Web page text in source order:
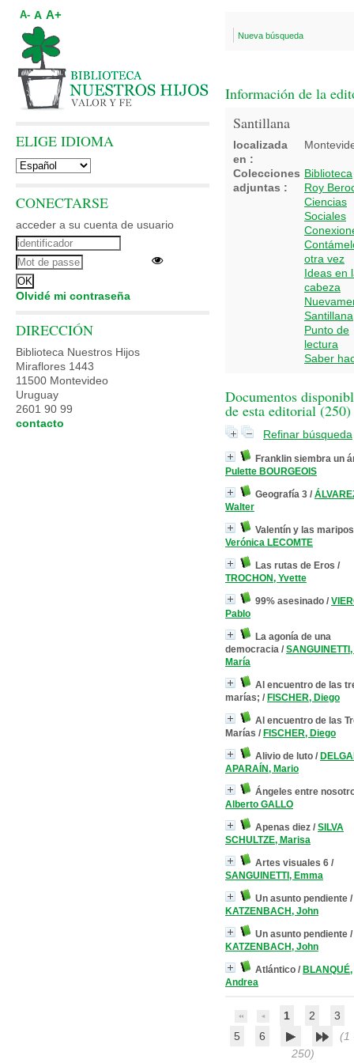
Nueva búsqueda
Información de la
Santillana
localizada
en :
Colecciones
adjuntas :
Biblioteca
Roy
Ciencias
Sociales
otra vez
Ideas en
cabeza
Santillana
Punto de
lectura
Saber
Documentos
de esta editorial (250)
Refinar búsqueda
Franklin siembra un
Pulette BOURGEOIS
Geografía 3 /
Walter
Valentín y las
Verónica LECOMTE
Las rutas de Eros /
TROCHON, Yvette
99% asesinado /
Pablo
La agonía de una
democracia /
María
Al encuentro de las
marías; / FISCHER, Diego
Al encuentro de las
Marías / FISCHER, Diego
Alivio de luto /
APARAÍN, Mario
Ángeles entre
Alberto GALLO
Apenas diez / SILVA
SCHULTZE, Marisa
Artes visuales 6 /
SANGUINETTI, Emma
Un asunto pendiente /
KATZENBACH, John
Un asunto pendiente /
KATZENBACH, John
Atlántico / BLANQUÉ,
Andrea
1 2
3
5
6
(1
250)
A- A A+
ELIGE IDIOMA
CONECTARSE
acceder a su cuenta de usuario
Olvidé mi contraseña
DIRECCIÓN
Biblioteca Nuestros Hijos
Miraflores 1443
11500 Montevideo
Uruguay
2601 90 99
contacto